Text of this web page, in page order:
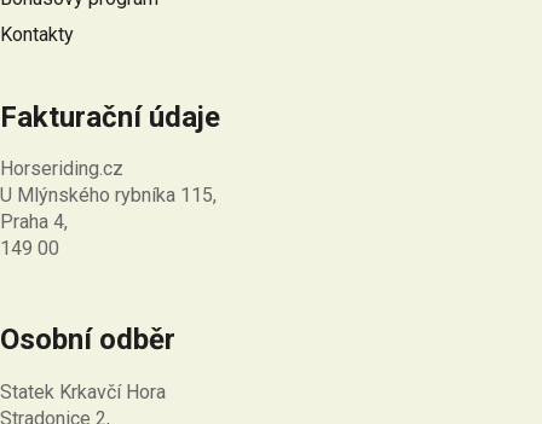
Kontakty
Fakturační údaje
Horseriding.cz
U Mlýnského rybníka 115,
Praha 4,
149 00
Osobní odběr
Statek Krkavčí Hora
Stradonice 2,